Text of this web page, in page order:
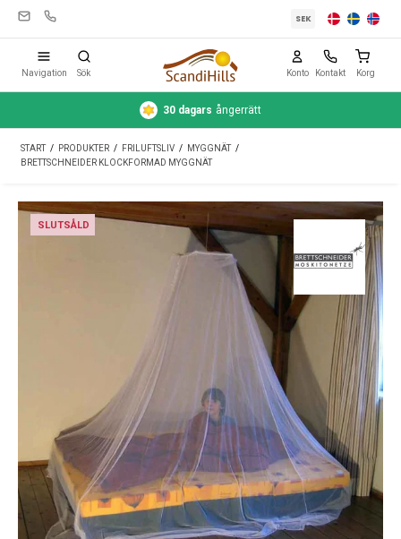
Tält
Rengöring & skötsel
Elartiklar
Väderstationer
Reservdelar
SEK
Navigation Sök Konto Kontakt Korg
30 dagars ångerrätt
START / PRODUKTER / FRILUFTSLIV / MYGGNÄT /
BRETTSCHNEIDER KLOCKFORMAD MYGGNÄT
SLUTSÅLD